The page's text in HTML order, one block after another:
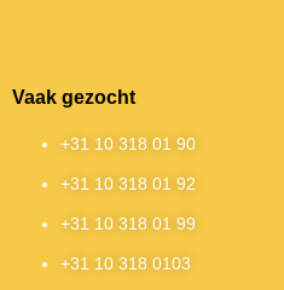
Vaak gezocht
+31 10 318 01 90
+31 10 318 01 92
+31 10 318 01 99
+31 10 318 0103